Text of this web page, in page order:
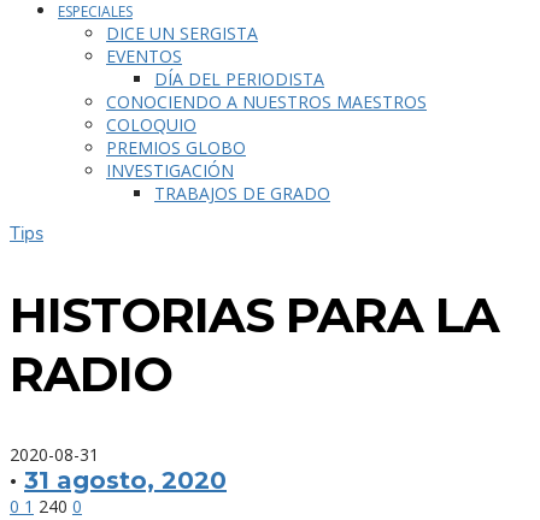
ESPECIALES
DICE UN SERGISTA
EVENTOS
DÍA DEL PERIODISTA
CONOCIENDO A NUESTROS MAESTROS
COLOQUIO
PREMIOS GLOBO
INVESTIGACIÓN
TRABAJOS DE GRADO
Tips
HISTORIAS PARA LA
RADIO
2020-08-31
· 31 agosto, 2020
0 1 240 0